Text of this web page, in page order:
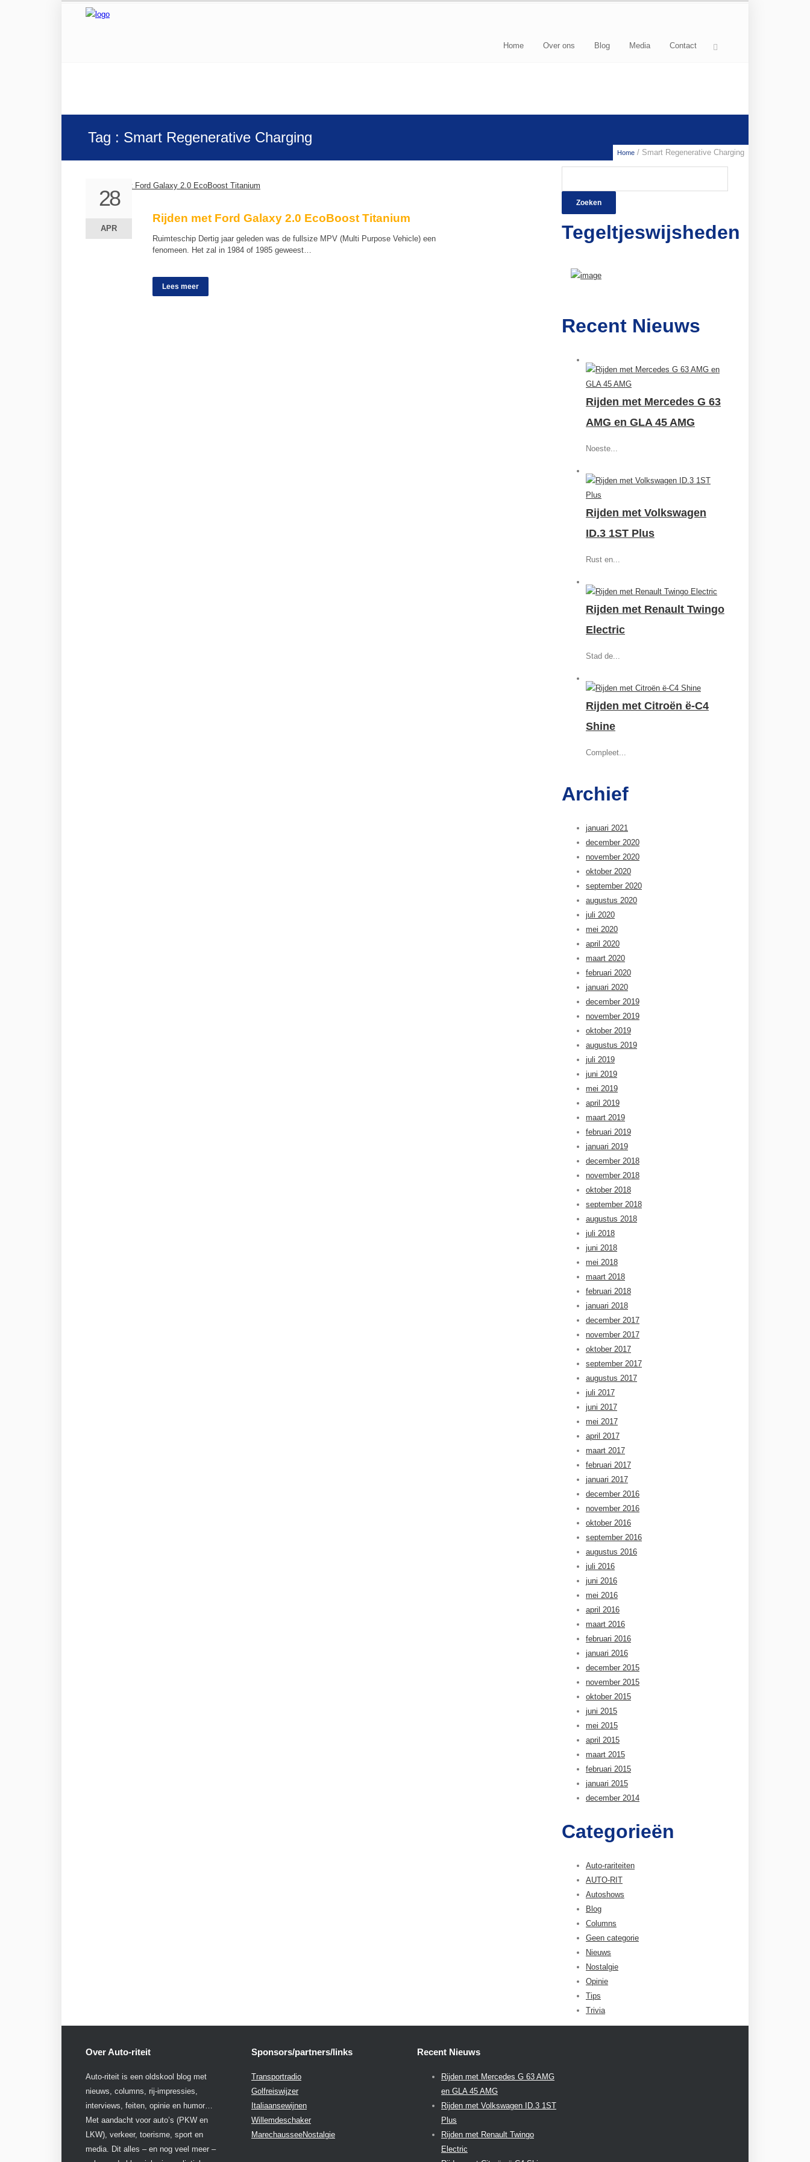
Home Over ons Blog Media Contact
Home / Smart Regenerative Charging
Tag : Smart Regenerative Charging
Rijden met Ford Galaxy 2.0 EcoBoost Titanium
Ruimteschip Dertig jaar geleden was de fullsize MPV (Multi Purpose Vehicle) een
fenomeen. Het zal in 1984 of 1985 geweest…
Lees meer
28
APR
28
APR Tegeltjeswijsheden
Recent Nieuws
Rijden met Mercedes G 63
AMG en GLA 45 AMG
Noeste...
Rijden met Volkswagen
ID.3 1ST Plus
Rust en...
Rijden met Renault Twingo
Electric
Stad de...
Rijden met Citroën ë-C4
Shine
Compleet...
Archief
januari 2021
december 2020
november 2020
oktober 2020
september 2020
augustus 2020
juli 2020
mei 2020
april 2020
maart 2020
februari 2020
januari 2020
december 2019
november 2019
oktober 2019
augustus 2019
juli 2019
juni 2019
mei 2019
april 2019
maart 2019
februari 2019
januari 2019
december 2018
november 2018
oktober 2018
september 2018
augustus 2018
juli 2018
juni 2018
mei 2018
maart 2018
februari 2018
januari 2018
december 2017
november 2017
oktober 2017
september 2017
augustus 2017
juli 2017
juni 2017
mei 2017
april 2017
maart 2017
februari 2017
januari 2017
december 2016
november 2016
oktober 2016
september 2016
augustus 2016
juli 2016
juni 2016
mei 2016
april 2016
maart 2016
februari 2016
januari 2016
december 2015
november 2015
oktober 2015
juni 2015
mei 2015
april 2015
maart 2015
februari 2015
januari 2015
december 2014
Categorieën
Auto-rariteiten
AUTO-RIT
Autoshows
Blog
Columns
Geen categorie
Nieuws
Nostalgie
Opinie
Tips
Trivia
Over Auto-riteit
Auto-riteit is een oldskool blog met
nieuws, columns, rij-impressies,
interviews, feiten, opinie en humor…
Met aandacht voor auto’s (PKW en
LKW), verkeer, toerisme, sport en
media. Dit alles – en nog veel meer –
Sponsors/partners/links
Transportradio
Golfreiswijzer
Italiaansewijnen
Willemdeschaker
MarechausseeNostalgie
Recent Nieuws
Rijden met Mercedes G 63 AMG
en GLA 45 AMG
Rijden met Volkswagen ID.3 1ST
Plus
Rijden met Renault Twingo
Electric